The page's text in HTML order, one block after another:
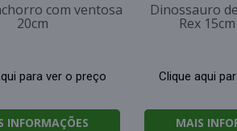
com ventosa
20cm
para ver o preço
INFORMAÇÕES
Dinossauro
Rex
Clique aqui
MAIS